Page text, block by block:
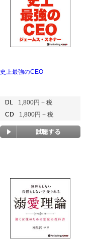
史上最強のCEO
DL
1,800円 + 税
CD
1,800円 + 税